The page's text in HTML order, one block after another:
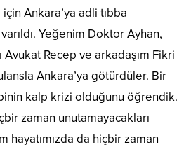
Ankara’ya adli tıbba
Yeğenim Doktor Ayhan,
Avukat Recep ve arkadaşım Fikri
Ankara’ya götürdüler. Bir
kalp krizi olduğunu öğrendik.
zaman unutamayacakları
hayatımızda da hiçbir zaman